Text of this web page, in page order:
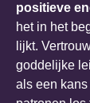
positieve
het in het
lijkt.
goddelijke
als een